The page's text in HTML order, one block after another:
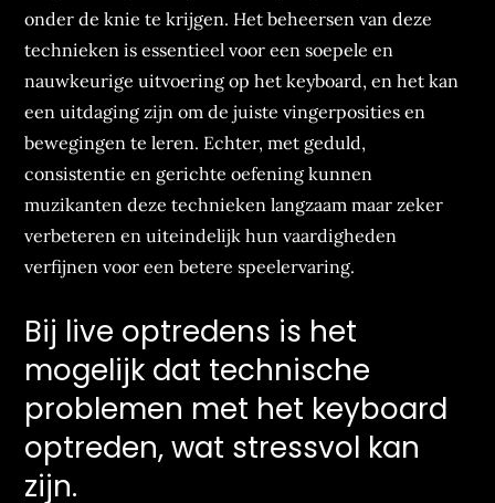
onder de knie te krijgen. Het beheersen van deze
technieken is essentieel voor een soepele en
nauwkeurige uitvoering op het keyboard, en het kan
een uitdaging zijn om de juiste vingerposities en
bewegingen te leren. Echter, met geduld,
consistentie en gerichte oefening kunnen
muzikanten deze technieken langzaam maar zeker
verbeteren en uiteindelijk hun vaardigheden
verfijnen voor een betere speelervaring.
Bij live optredens is het
mogelijk dat technische
problemen met het keyboard
optreden, wat stressvol kan
zijn.